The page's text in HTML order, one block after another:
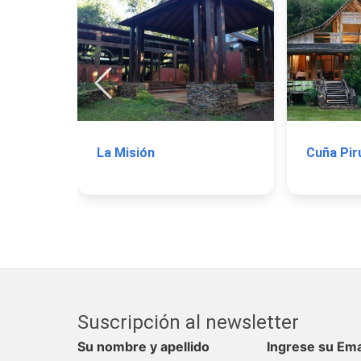
La Misión Cuña
Suscripción al newsletter
Su nombre y apellido Ingrese su